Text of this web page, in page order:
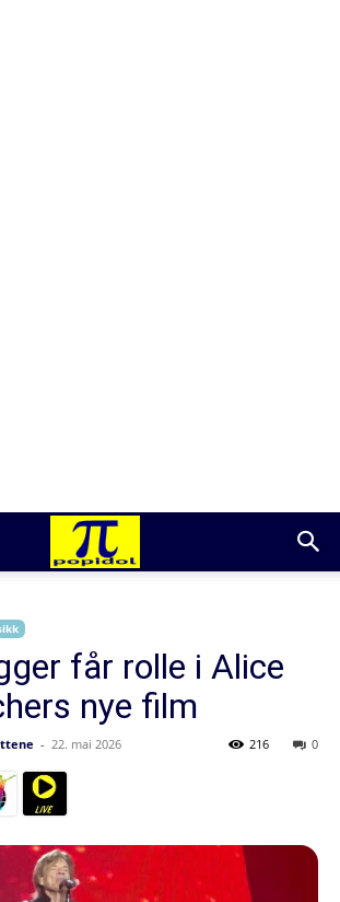
får rolle i Alice
nye film
- 22. mai 2026 0
216